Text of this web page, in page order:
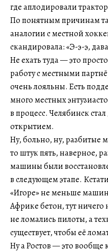
где аплодировали
По понятным причинам
аналогии с местной
скандировала: «Э-э-э,
Не ехать туда — это
работу с местными
очень лояльны. Есть
много местных
в процесс. Челябинск
открытием.
Ну, больно, ну,
то штук пять, наверное,
машины были
в следующем этапе.
«Игоре» не меньше
Африке бетон, тут ничего
не ломались пилоты, а
существует, чтобы её
Ну а Ростов — это вообще